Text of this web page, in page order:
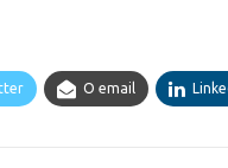
O email